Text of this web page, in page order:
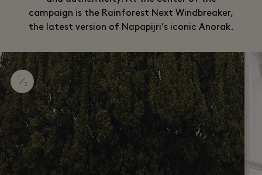
campaign is the Rainforest Next Windbreaker,
the latest version of Napapijri’s iconic Anorak.
1
2